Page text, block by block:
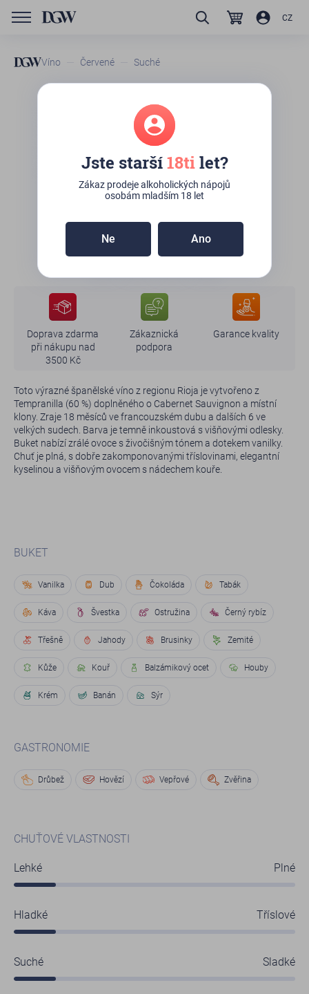
CZ
Víno Červené Suché
GTIN/EAN 8420347020066
Baron de Ley Finca
Monasterio
Zboží není skladem
585 Kč
Doprava zdarma
při nákupu nad
3500 Kč
Zákaznická
podpora
Garance kvality
Toto výrazné španělské víno z regionu Rioja je vytvořeno z
Tempranilla (60 %) doplněného o Cabernet Sauvignon a místní
klony. Zraje 18 měsíců ve francouzském dubu a dalších 6 ve
velkých sudech. Barva je temně inkoustová s višňovými odlesky.
Buket nabízí zrálé ovoce s živočišným tónem a dotekem vanilky.
Chuť je plná, s dobře zakomponovanými tříslovinami, elegantní
kyselinou a višňovým ovocem s nádechem kouře.
BUKET
Vanilka Dub Čokoláda Tabák
Káva Švestka Ostružina Černý rybíz
Třešně Jahody Brusinky Zemité
Kůže Kouř Balzámikový ocet Houby
Krém Banán Sýr
GASTRONOMIE
Drůbež Hovězí Vepřové Zvěřina
CHUŤOVÉ VLASTNOSTI
Lehké Plné
Hladké Tříslové
Suché Sladké
Jste starší18tilet?
Zákaz prodeje alkoholických nápojů
osobám mladším 18 let
Ne Ano